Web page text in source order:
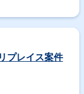
のような業務を想定
バイルアプリチー
業課題の擦り合わ
る機能開発を推進
まま実装するのでは
プレイス案件